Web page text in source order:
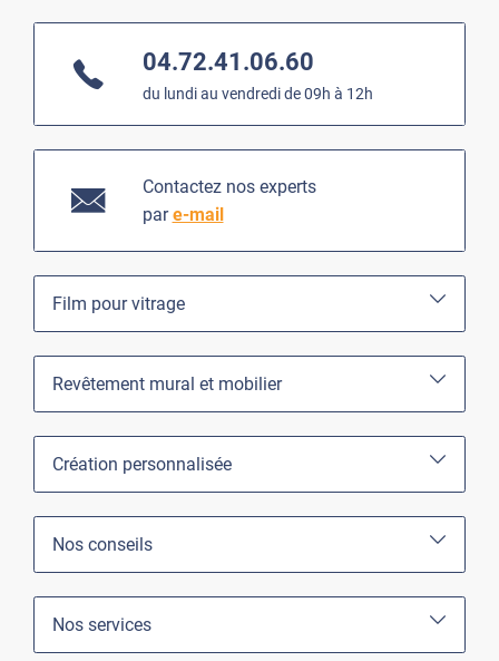
04.72.41.06.60
du lundi au vendredi de 09h à 12h
Contactez nos experts
pare-mail
Film pour vitrage
Revêtement mural et mobilier
Création personnalisée
Nos conseils
Nos services